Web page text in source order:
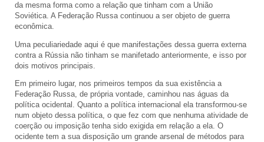
da mesma forma como a relação que tinham com a União
Soviética. A Federação Russa continuou a ser objeto de guerra
econômica.
Uma peculiariedade aqui é que manifestações dessa guerra externa
contra a Rússia não tinham se manifetado anteriormente, e isso por
dois motivos principais.
Em primeiro lugar, nos primeiros tempos da sua existência a
Federação Russa, de própria vontade, caminhou nas águas da
política ocidental. Quanto a política internacional ela transformou-se
num objeto dessa política, o que fez com que nenhuma atividade de
coerção ou imposição tenha sido exigida em relação a ela. O
ocidente tem a sua disposição um grande arsenal de métodos para